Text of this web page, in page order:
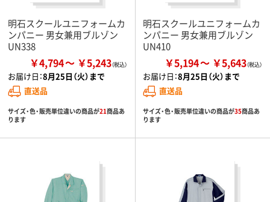
明石スクールユニフォームカ
ンパニー 男女兼用ブルゾン
UN338
￥4,794 ￥5,243
お届け日：8月25日（火）まで
直送品
サイズ・色・販売単位違いの商品が21商品あ
ります
明石スクールユニフォームカ
ンパニー 男女兼用ブルゾン
UN410
￥5,194 ￥5,643
お届け日：8月25日（火）まで
直送品
サイズ・色・販売単位違いの商品が35商品あ
ります